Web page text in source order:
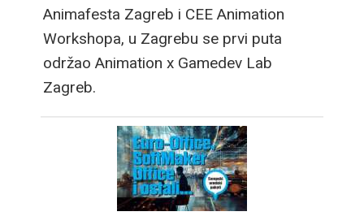
Animafesta Zagreb i CEE Animation
Workshopa, u Zagrebu se prvi puta
održao Animation x Gamedev Lab
Zagreb.